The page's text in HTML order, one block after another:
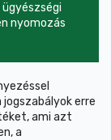
nyomozás
erre
ami azt
a